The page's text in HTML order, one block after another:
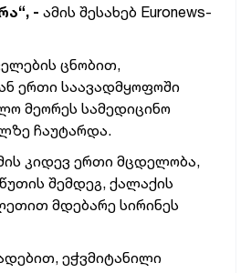
- ამის შესახებ Euronews-
ცნობით,
ერთი საავადმყოფოში
მეორეს სამედიცინო
ჩაუტარდა.
კიდევ ერთი მცდელობა,
შემდეგ, ქალაქის
მდებარე სირინეს
ეჭვმიტანილი